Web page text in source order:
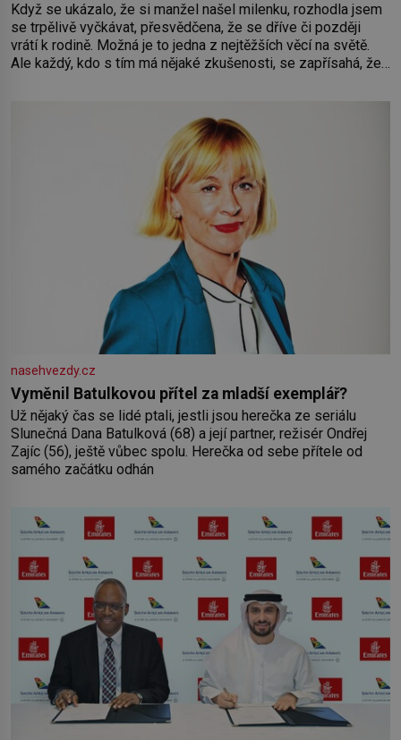
Když se ukázalo, že si manžel našel milenku, rozhodla jsem
se trpělivě vyčkávat, přesvědčena, že se dříve či později
vrátí k rodině. Možná je to jedna z nejtěžších věcí na světě.
Ale každý, kdo s tím má nějaké zkušenosti, se zapřísahá, že
nasehvezdy.cz
Vyměnil Batulkovou přítel za mladší exemplář?
Už nějaký čas se lidé ptali, jestli jsou herečka ze seriálu
Slunečná Dana Batulková (68) a její partner, režisér Ondřej
Zajíc (56), ještě vůbec spolu. Herečka od sebe přítele od
samého začátku odhán